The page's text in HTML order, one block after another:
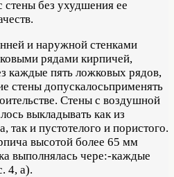
стены без ухудшения ее
и наружной стенками
рядами кирпичей,
каждые пять ложковых рядов,
стены допускалосьприменять
Стены с воздушной
выкладывать как из
так и пустотелого и пористого.
высотой более 65 мм
выполнялась чере:-каждые
4, а).